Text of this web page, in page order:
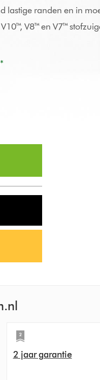
lastige randen en in
V8™ en V7™
2 jaar garantie